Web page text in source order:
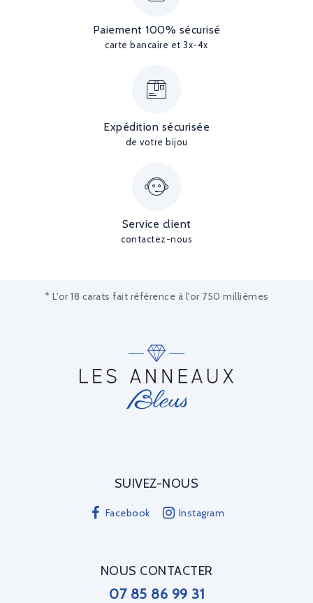
Paiement 100% sécurisé
carte bancaire et 3x-4x
Expédition sécurisée
de votre bijou
Service client
contactez-nous
* L'or 18 carats fait référence à l'or 750 millièmes
SUIVEZ-NOUS
Facebook Instagram
NOUS CONTACTER
07 85 86 99 31